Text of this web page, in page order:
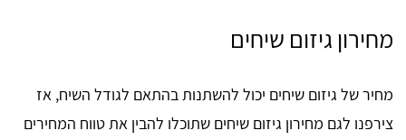
מחירון גיזום שיחים
מחיר של גיזום שיחים יכול להשתנות בהתאם לגודל השיח, אז
צירפנו לגם מחירון גיזום שיחים שתוכלו להבין את טווח המחירים